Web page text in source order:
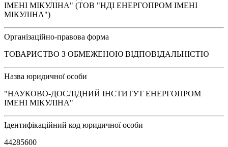
ІМЕНІ МІКУЛІНА" (ТОВ "НДІ ЕНЕРГОПРОМ ІМЕНІ
МІКУЛІНА")
Організаційно-правова форма
ТОВАРИСТВО З ОБМЕЖЕНОЮ ВІДПОВІДАЛЬНІСТЮ
Назва юридичної особи
"НАУКОВО-ДОСЛІДНИЙ ІНСТИТУТ ЕНЕРГОПРОМ
ІМЕНІ МІКУЛІНА"
Ідентифікаційний код юридичної особи
44285600